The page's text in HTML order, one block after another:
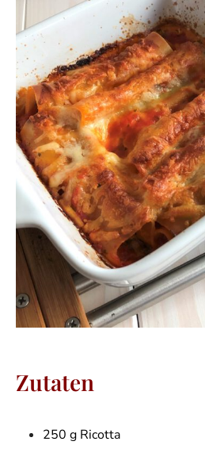
Zutaten
250 g Ricotta